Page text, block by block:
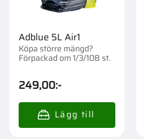
Adblue 5L Air1
Köpa större mängd?
Förpackad om 1/3/108 st.
249,00:-